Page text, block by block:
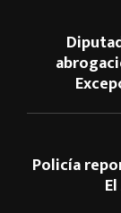
Policía